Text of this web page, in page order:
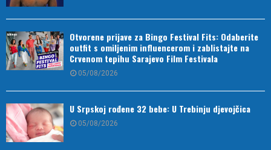
Otvorene prijave za Bingo Festival Fits: Odaberite
outfit s omiljenim influencerom i zablistajte na
Crvenom tepihu Sarajevo Film Festivala
05/08/2026
U Srpskoj rođene 32 bebe: U Trebinju djevojčica
05/08/2026